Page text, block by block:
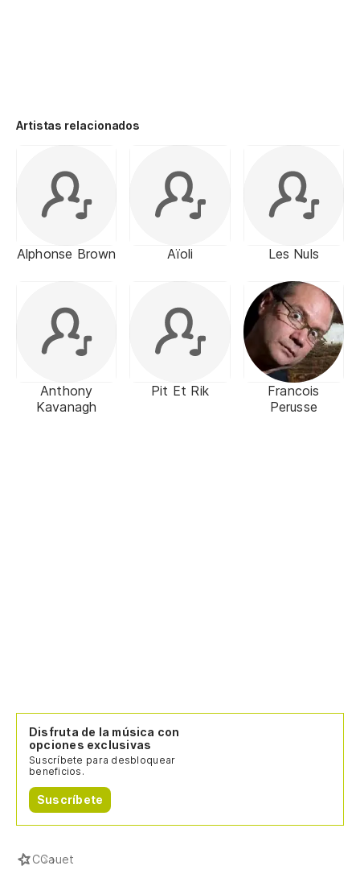
Artistas relacionados
Alphonse Brown Aïoli Les Nuls
Anthony
Kavanagh
Pit Et Rik
Francois
Perusse
Disfruta de la música con
opciones exclusivas
Suscríbete para desbloquear
beneficios.
Suscríbete
CCauet